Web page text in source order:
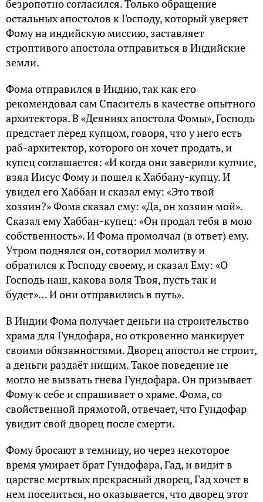
безропотно согласился. Только обращение
остальных апостолов к Господу, который уверяет
Фому на индийскую миссию, заставляет
строптивого апостола отправиться в Индийские
земли.
Фома отправился в Индию, так как его
рекомендовал сам Спаситель в качестве опытного
архитектора. В «Деяниях апостола Фомы», Господь
предстает перед купцом, говоря, что у него есть
раб-архитектор, которого он хочет продать, и
купец соглашается: «И когда они заверили купчие,
взял Иисус Фому и пошел к Хаббану-купцу. И
увидел его Хаббан и сказал ему: «Это твой
хозяин?» Фома сказал ему: «Да, он хозяин мой».
Сказал ему Хаббан-купец: «Он продал тебя в мою
собственность». И Фома промолчал (в ответ) ему.
Утром поднялся он, сотворил молитву и
обратился к Господу своему, и сказал Ему: «О
Господь наш, какова воля Твоя, пусть так и
будет»… И они отправились в путь».
В Индии Фома получает деньги на строительство
храма для Гундофара, но откровенно манкирует
своими обязанностями. Дворец апостол не строит,
а деньги раздаёт нищим. Такое поведение не
могло не вызвать гнева Гундофара. Он призывает
Фому к себе и спрашивает о храме. Фома, со
свойственной прямотой, отвечает, что Гундофар
увидит свой дворец после смерти.
Фому бросают в темницу, но через некоторое
время умирает брат Гундофара, Гад, и видит в
царстве мертвых прекрасный дворец, Гад хочет в
нем поселиться, но оказывается, что дворец этот